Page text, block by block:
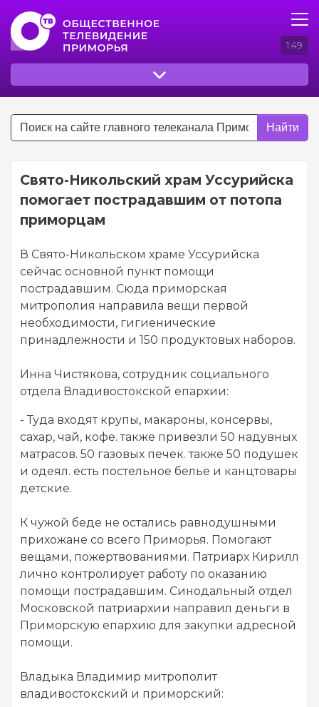
1:49
Найти
Свято-Никольский храм Уссурийска
помогает пострадавшим от потопа
приморцам
В Свято-Никольском храме Уссурийска
сейчас основной пункт помощи
пострадавшим. Сюда приморская
митрополия направила вещи первой
необходимости, гигиенические
принадлежности и 150 продуктовых наборов.
Инна Чистякова, сотрудник социального
отдела Владивостокской епархии:
- Туда входят крупы, макароны, консервы,
сахар, чай, кофе. также привезли 50 надувных
матрасов. 50 газовых печек. также 50 подушек
и одеял. есть постельное белье и канцтовары
детские.
К чужой беде не остались равнодушными
прихожане со всего Приморья. Помогают
вещами, пожертвованиями. Патриарх Кирилл
лично контролирует работу по оказанию
помощи пострадавшим. Синодальный отдел
Московской патриархии направил деньги в
Приморскую епархию для закупки адресной
помощи.
Владыка Владимир митрополит
владивостокский и приморский: